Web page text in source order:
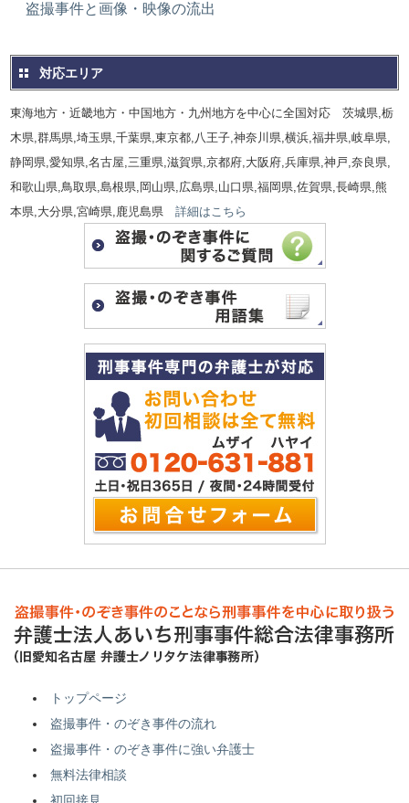
盗撮事件と画像・映像の流出
対応エリア
東海地方・近畿地方・中国地方・九州地方を中心に全国対応 茨城県,栃
木県,群馬県,埼玉県,千葉県,東京都,八王子,神奈川県,横浜,福井県,岐阜県,
静岡県,愛知県,名古屋,三重県,滋賀県,京都府,大阪府,兵庫県,神戸,奈良県,
和歌山県,鳥取県,島根県,岡山県,広島県,山口県,福岡県,佐賀県,長崎県,熊
本県,大分県,宮崎県,鹿児島県詳細はこちら
トップページ
盗撮事件・のぞき事件の流れ
盗撮事件・のぞき事件に強い弁護士
無料法律相談